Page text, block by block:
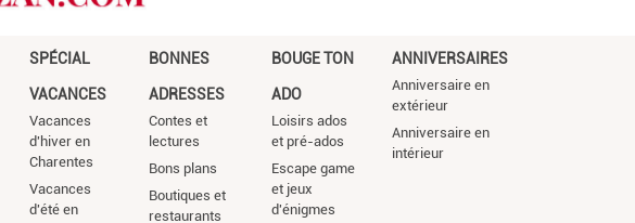
SPÉCIAL
VACANCES
Vacances
d'hiver en
Charentes
Vacances
d'été en
BONNES
ADRESSES
Contes et
lectures
Bons plans
Boutiques et
restaurants
BOUGE TON
ADO
Loisirs ados
et pré-ados
Escape game
et jeux
d'énigmes
ANNIVERSAIRES
Anniversaire en
extérieur
Anniversaire en
intérieur